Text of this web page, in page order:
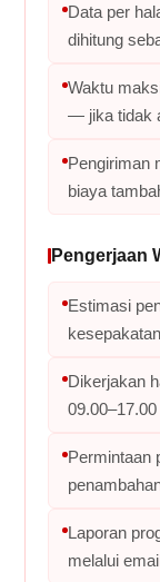
Data per
dihitung
Waktu
— jika tidak
Pengiriman
biaya
Pengerjaan
Estimasi
Dikerjakan
Permintaan
Laporan
melalui